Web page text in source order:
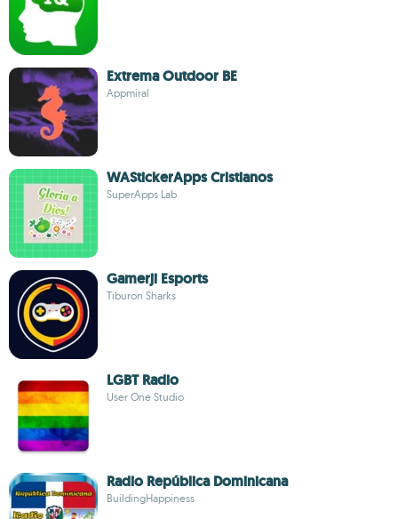
Extrema Outdoor BE
Appmiral
WAStickerApps Cristianos
SuperApps Lab
Gamerji Esports
Tiburon Sharks
LGBT Radio
User One Studio
Radio República Dominicana
BuildingHappiness